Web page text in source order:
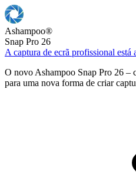
Ashampoo®
Snap Pro 26
A captura de ecrã profissional está
O novo Ashampoo Snap Pro 26 –
para uma nova forma de criar